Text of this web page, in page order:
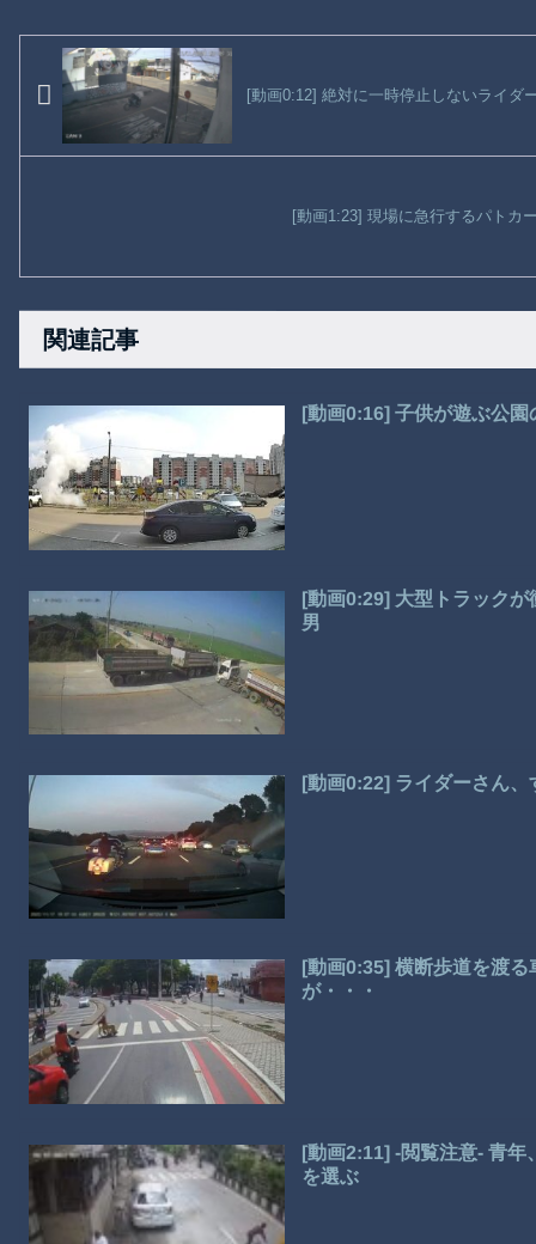
[動画0:12] 絶対に一時停止しないライダ
[動画1:23] 現場に急行するパトカ
関連記事
[動画0:16] 子供が遊ぶ公
[動画0:29] 大型トラック
男
[動画0:22] ライダーさん、
[動画0:35] 横断歩道を渡
が・・・
[動画2:11] -閲覧注意- 青年
を選ぶ